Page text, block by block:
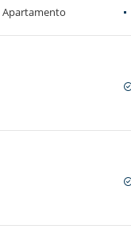
Apartamento